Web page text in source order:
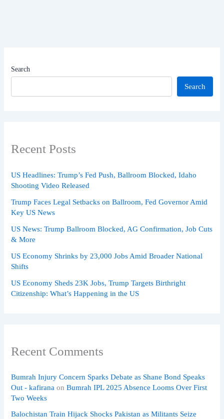
Search
Search
Recent Posts
US Headlines: Trump’s Fed Push, Ballroom Blocked, Idaho
Shooting Video Released
Trump Faces Legal Setbacks on Ballroom, Fed Governor Amid
Key US News
US News: Trump Ballroom Blocked, AG Confirmation, Job Cuts
& More
US Economy Shrinks by 23,000 Jobs Amid Broader National
Shifts
US Economy Sheds 23K Jobs, Trump Targets Birthright
Citizenship: What’s Happening in the US
Recent Comments
Bumrah Injury Concern Sparks Debate as Shane Bond Speaks
Out - kafirana onBumrah IPL 2025 Absence Looms Over First
Two Weeks
Balochistan Train Hijack Shocks Pakistan as Militants Seize